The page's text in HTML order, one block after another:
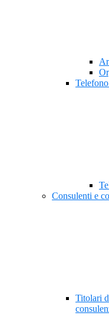
Consulenti e
Titolari